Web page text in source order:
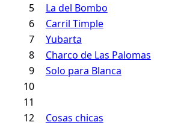
5
La del Bombo
6
Carril Timple
7
Yubarta
8
Charco de Las Palomas
9
Solo para Blanca
10
11
12
Cosas chicas